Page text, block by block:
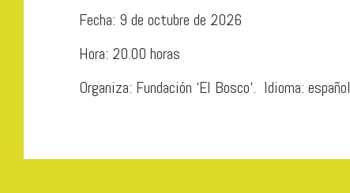
Fecha: 9 de octubre de 2026
Hora: 20.00 horas
Organiza: Fundación ‘El Bosco‘. Idioma: español